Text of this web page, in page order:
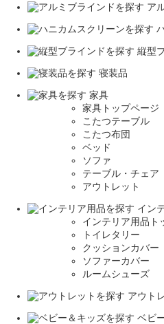
ア
縦型
寝装品
家具
家具トップページ
こたつテーブル
こたつ布団
ベッド
ソファ
テーブル・チェア
アウトレット
イン
インテリア用品ト
トイレタリー
クッションカバー
ソファーカバー
ルームシューズ
アウト
ベビ